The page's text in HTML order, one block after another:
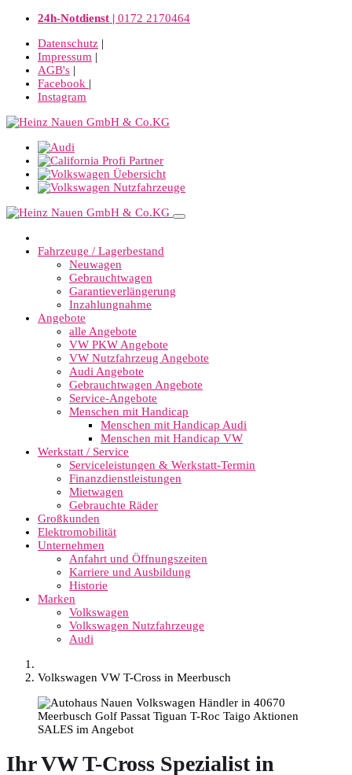
24h-Notdienst | 0172 2170464
Datenschutz |
Impressum |
AGB's |
Facebook |
Instagram
Fahrzeuge / Lagerbestand
Neuwagen
Gebrauchtwagen
Garantieverlängerung
Inzahlungnahme
Angebote
alle Angebote
VW PKW Angebote
VW Nutzfahrzeug Angebote
Audi Angebote
Gebrauchtwagen Angebote
Service-Angebote
Menschen mit Handicap
Menschen mit Handicap Audi
Menschen mit Handicap VW
Werkstatt / Service
Serviceleistungen & Werkstatt-Termin
Finanzdienstleistungen
Mietwagen
Gebrauchte Räder
Großkunden
Elektromobilität
Unternehmen
Anfahrt und Öffnungszeiten
Karriere und Ausbildung
Historie
Marken
Volkswagen
Volkswagen Nutzfahrzeuge
Audi
Volkswagen VW T-Cross in Meerbusch
Ihr VW T-Cross Spezialist in